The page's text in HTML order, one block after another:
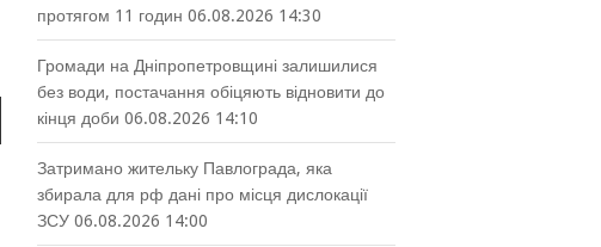
протягом 11 годин 06.08.2026 14:30
Громади на Дніпропетровщині залишилися
без води, постачання обіцяють відновити до
кінця доби 06.08.2026 14:10
Затримано жительку Павлограда, яка
збирала для рф дані про місця дислокації
ЗСУ 06.08.2026 14:00